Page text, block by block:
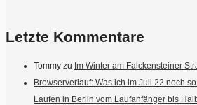
Letzte Kommentare
Tommy zu Im Winter am Falckensteiner
Browserverlauf: Was ich im Juli 22 noch
Laufen in Berlin vom Laufanfänger bis